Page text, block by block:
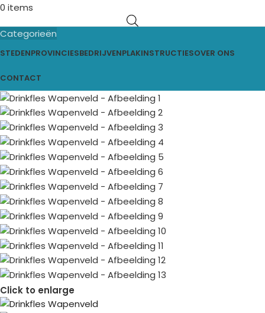
0 items
Categorieën
STEDENPROVINCIESBEDRIJVENPLAKINSTRUCTIESOVER ONS
CONTACT
Click to enlarge